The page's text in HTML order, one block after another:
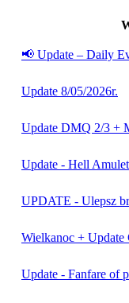
📢 Update – Daily
Update 8/05/2026r.
Update DMQ 2/3 +
Update - Hell
UPDATE - Ulepsz
Wielkanoc + Update
Update - Fanfare of